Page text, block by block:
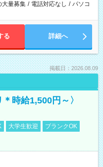
大量募集 / 電話対応なし / パソコ
る 詳細へ
掲載日：2026.08.09
時給1,500円～〉
大学生歓迎
ブランクOK